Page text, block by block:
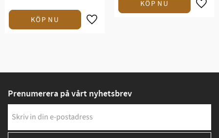
Prenumerera på vårt nyhetsbrev